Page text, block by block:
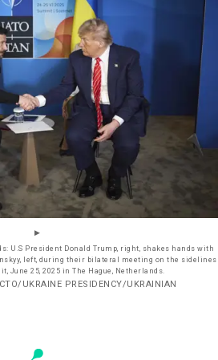
U.S President Donald Trump, right, shakes hands with
left, during their bilateral meeting on the sidelines
June 25, 2025 in The Hague, Netherlands.
UKRAINE PRESIDENCY/UKRAINIAN